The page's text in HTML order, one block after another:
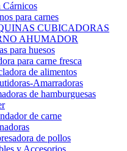
Cárnicos
para carnes
CUBICADORAS
AHUMADOR
para huesos
para carne fresca
de alimentos
Amarradoras
de hamburguesas
de carne
de pollos
y Accesorios